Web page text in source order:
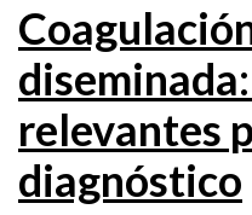
relevantes
diagnóstico